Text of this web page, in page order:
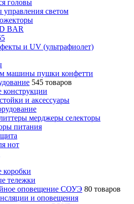
головы
управления светом
BAR
и UV (ультрафиолет)
машины пушки конфетти
545 товаров
конструкции
и аксесcуары
мерджеры селекторы
питания
нот
коробки
тележки
оповещение СОУЭ 80 товаров
и оповещения